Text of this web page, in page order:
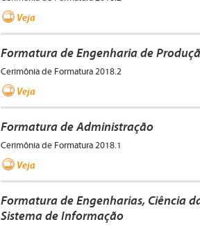
Veja
Formatura de Engenharia de
Cerimônia de Formatura 2018.2
Veja
Formatura de Administração
Cerimônia de Formatura 2018.1
Veja
Formatura de Engenharias, Ciência
Sistema de Informação